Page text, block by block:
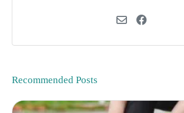
Recommended Posts